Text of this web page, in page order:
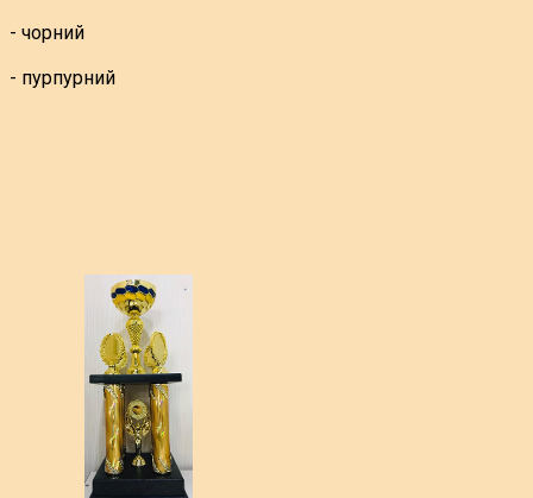
- чорний
- пурпурний